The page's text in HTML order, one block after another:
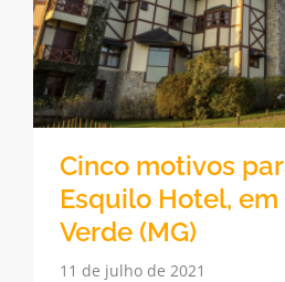
Cinco motivos
Esquilo Hotel,
Verde (MG)
11 de julho de 2021